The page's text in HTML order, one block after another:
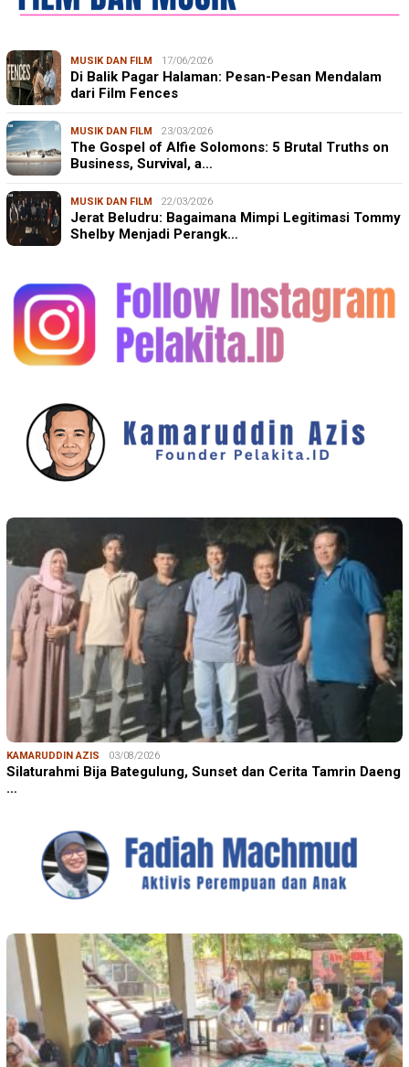
MUSIK DAN FILM 17/06/2026
Di Balik Pagar Halaman: Pesan-Pesan Mendalam
dari Film Fences
MUSIK DAN FILM 23/03/2026
The Gospel of Alfie Solomons: 5 Brutal Truths on
Business, Survival, a…
MUSIK DAN FILM 22/03/2026
Jerat Beludru: Bagaimana Mimpi Legitimasi Tommy
Shelby Menjadi Perangk…
KAMARUDDIN AZIS 03/08/2026
Silaturahmi Bija Bategulung, Sunset dan Cerita Tamrin Daeng
…